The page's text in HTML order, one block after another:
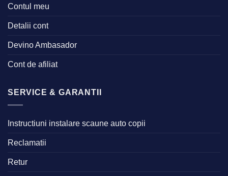
Contul meu
Detalii cont
Devino Ambasador
Cont de afiliat
SERVICE & GARANTII
Instructiuni instalare scaune auto copii
Reclamatii
Retur